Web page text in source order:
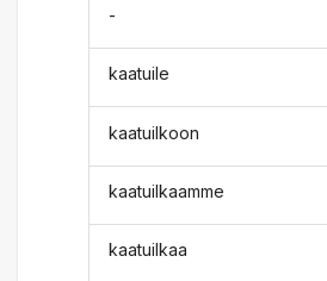
-
kaatuile
kaatuilkoon
kaatuilkaamme
kaatuilkaa